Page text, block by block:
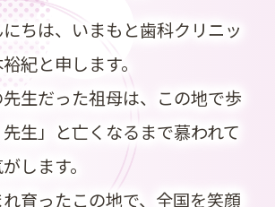
ちは、いまもと歯科クリニッ
紀と申します。
生だった祖母は、この地で歩
生」と亡くなるまで慕われて
します。
育ったこの地で、全国を笑顔